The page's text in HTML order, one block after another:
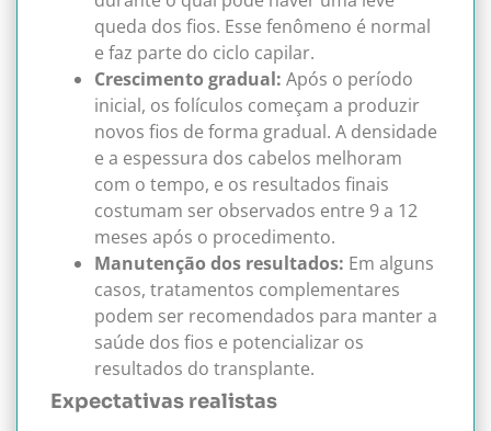
queda dos fios. Esse fenômeno é normal
e faz parte do ciclo capilar.
Crescimento gradual: Após o período
inicial, os folículos começam a produzir
novos fios de forma gradual. A densidade
e a espessura dos cabelos melhoram
com o tempo, e os resultados finais
costumam ser observados entre 9 a 12
meses após o procedimento.
Manutenção dos resultados: Em alguns
casos, tratamentos complementares
podem ser recomendados para manter a
saúde dos fios e potencializar os
resultados do transplante.
Expectativas realistas